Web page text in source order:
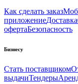
Как сделать заказ
приложениеДоставка
офертаБезопасность
Бизнесу
Стать поставщиком
выдачиТендеры